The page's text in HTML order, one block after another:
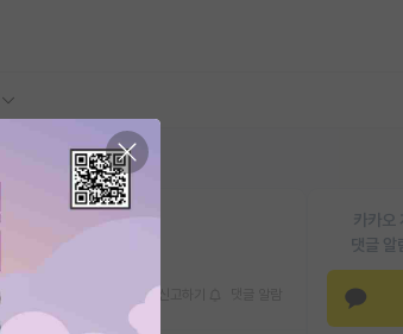
카카오
댓글 알